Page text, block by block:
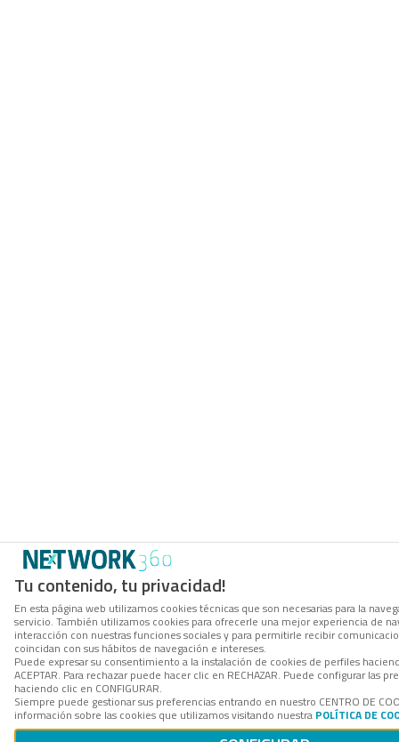
Tu contenido, tu privacidad!
En esta página web utilizamos cookies técnicas que son necesarias para la
servicio. También utilizamos cookies para ofrecerle una mejor experiencia de
interacción con nuestras funciones sociales y para permitirle recibir
coincidan con sus hábitos de navegación e intereses.
Puede expresar su consentimiento a la instalación de cookies de perfiles
ACEPTAR. Para rechazar puede hacer clic en RECHAZAR. Puede configurar las
haciendo clic en CONFIGURAR.
Siempre puede gestionar sus preferencias entrando en nuestro CENTRO DE
información sobre las cookies que utilizamos visitando nuestra POLÍTICA DE